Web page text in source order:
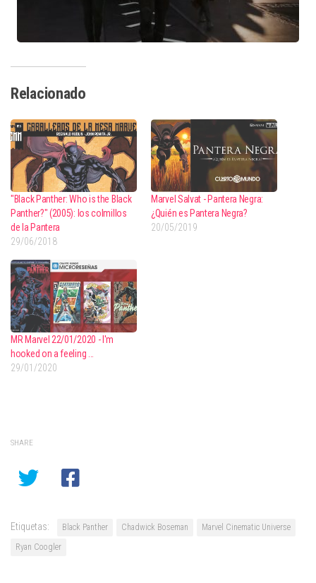
Relacionado
"Black Panther: Who is the Black
Panther?" (2005): los colmillos
de la Pantera
29/06/2018
Marvel Salvat - Pantera Negra:
¿Quién es Pantera Negra?
20/05/2019
MR Marvel 22/01/2020 - I'm
hooked on a feeling ...
29/01/2020
SHARE
Etiquetas: Black Panther Chadwick Boseman
Marvel Cinematic Universe
Ryan Coogler